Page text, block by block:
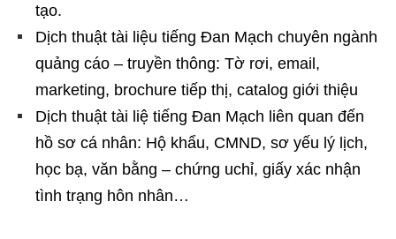
tạo.
Dịch thuật tài liệu tiếng Đan Mạch chuyên ngành
quảng cáo – truyền thông: Tờ rơi, email,
marketing, brochure tiếp thị, catalog giới thiệu
Dịch thuật tài liệ tiếng Đan Mạch liên quan đến
hồ sơ cá nhân: Hộ khẩu, CMND, sơ yếu lý lịch,
học bạ, văn bằng – chứng uchỉ, giấy xác nhận
tình trạng hôn nhân…